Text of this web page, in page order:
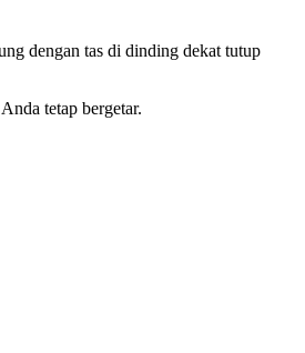
dengan tas di dinding dekat tutup
tetap bergetar.